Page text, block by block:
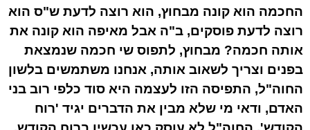
החכמה הוא קונה מבחוץ, הוא רוצה לדעת ש"ס הוא
רוצה לדעת פוסקים, ב"ה אבל מאיפה הוא קונה את
אותה חכמה? מבחוץ, לתפוס שי חכמה שנמצאת
בפנים וצריך לשאוב אותה, אנחנו משתמשים בלשון
החוה"ל, התפיסה הזו לעצמה היא סוד כלפי רוב בני
האדם, ודאי מי שלא מבין את הדברים יגיד 'רוח